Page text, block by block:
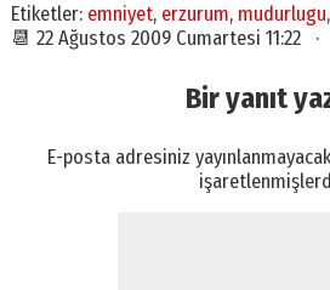
Etiketler: emniyet, erzurum, mudurlugu,
📆 22 Ağustos 2009 Cumartesi 11:22
Bir yanıt
E-posta adresiniz